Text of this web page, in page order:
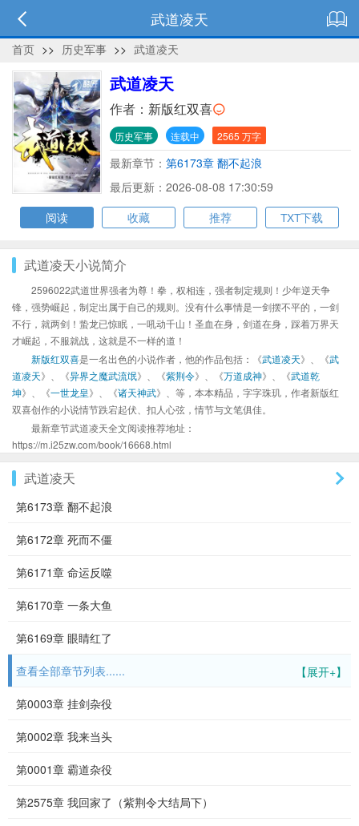
武道凌天
首页 >> 历史军事 >> 武道凌天
武道凌天
作者： 新版红双喜
历史军事 连载中 2565 万字
最新章节： 第6173章 翻不起浪
最后更新：2026-08-08 17:30:59
阅读
收藏 推荐 TXT下载
武道凌天小说简介
2596022武道世界强者为尊！拳，权相连，强者制定规则！少年逆天争
锋，强势崛起，制定出属于自己的规则。没有什么事情是一剑摆不平的，一剑
不行，就两剑！蛰龙已惊眠，一吼动千山！圣血在身，剑道在身，踩着万界天
才崛起，不服就战，这就是不一样的道！
新版红双喜是一名出色的小说作者，他的作品包括：《武道凌天》、《武
道凌天》、《异界之魔武流氓》、《紫荆令》、《万道成神》、《武道乾
坤》、《一世龙皇》、《诸天神武》、等，本本精品，字字珠玑，作者新版红
双喜创作的小说情节跌宕起伏、扣人心弦，情节与文笔俱佳。
最新章节武道凌天全文阅读推荐地址：
https://m.i25zw.com/book/16668.html
武道凌天
第6173章 翻不起浪
第6172章 死而不僵
第6171章 命运反噬
第6170章 一条大鱼
第6169章 眼睛红了
【展开+】
查看全部章节列表......
第0003章 挂剑杂役
第0002章 我来当头
第0001章 霸道杂役
第2575章 我回家了（紫荆令大结局下）